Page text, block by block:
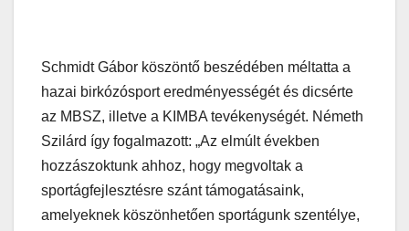
Schmidt Gábor köszöntő beszédében méltatta a
hazai birkózósport eredményességét és dicsérte
az MBSZ, illetve a KIMBA tevékenységét. Németh
Szilárd így fogalmazott: „Az elmúlt években
hozzászoktunk ahhoz, hogy megvoltak a
sportágfejlesztésre szánt támogatásaink,
amelyeknek köszönhetően sportágunk szentélye,